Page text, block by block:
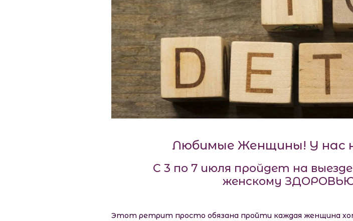
Любимые Женщины! У нас
С 3 по 7 июля пройдет на
женскому
Этот ретрит просто обязана пройти каждая женщина